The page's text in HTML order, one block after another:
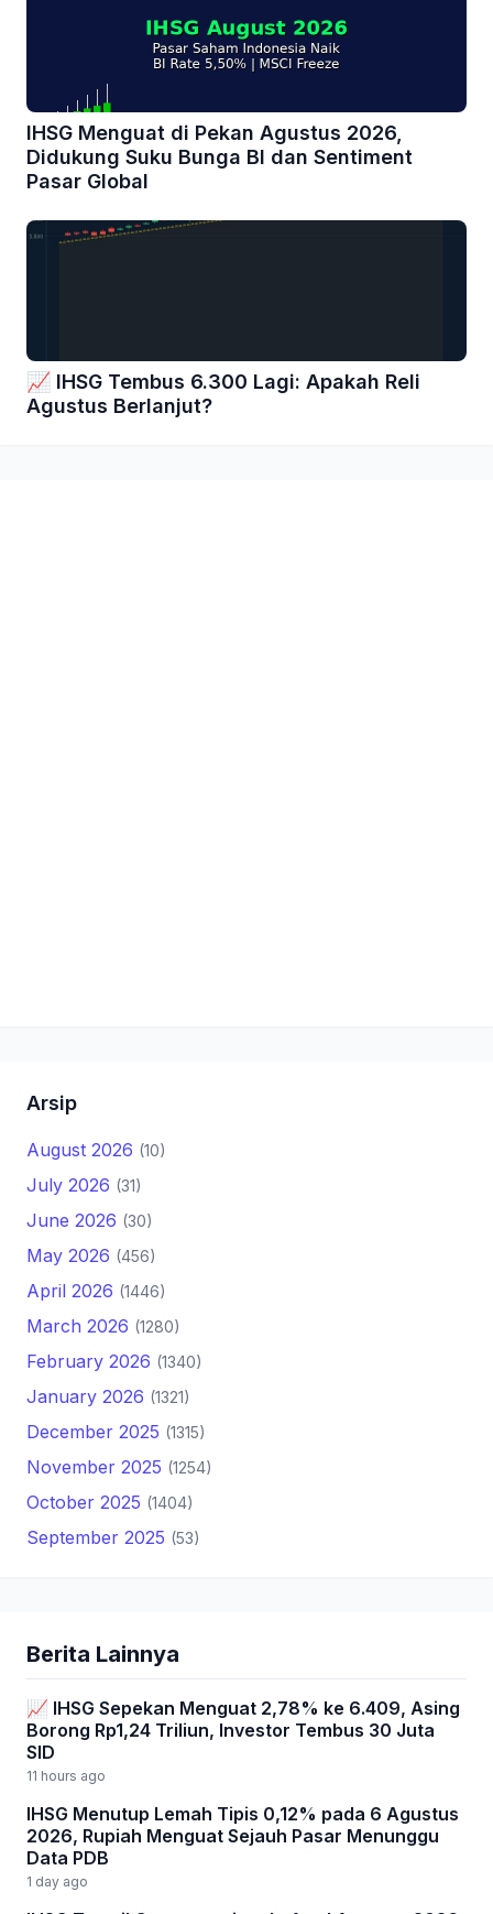
IHSG Menguat di Pekan Agustus 2026,
Didukung Suku Bunga BI dan Sentiment
Pasar Global
📈 IHSG Tembus 6.300 Lagi: Apakah Reli
Agustus Berlanjut?
Arsip
August 2026 (10)
July 2026 (31)
June 2026 (30)
May 2026 (456)
April 2026 (1446)
March 2026 (1280)
February 2026 (1340)
January 2026 (1321)
December 2025 (1315)
November 2025 (1254)
October 2025 (1404)
September 2025 (53)
Berita Lainnya
📈 IHSG Sepekan Menguat 2,78% ke 6.409, Asing
Borong Rp1,24 Triliun, Investor Tembus 30 Juta
SID
11 hours ago
IHSG Menutup Lemah Tipis 0,12% pada 6 Agustus
2026, Rupiah Menguat Sejauh Pasar Menunggu
Data PDB
1 day ago